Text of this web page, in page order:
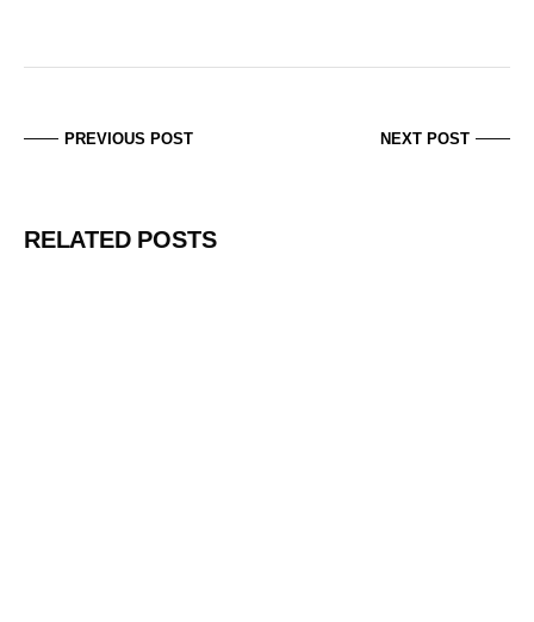
PREVIOUS POST NEXT POST
RELATED POSTS